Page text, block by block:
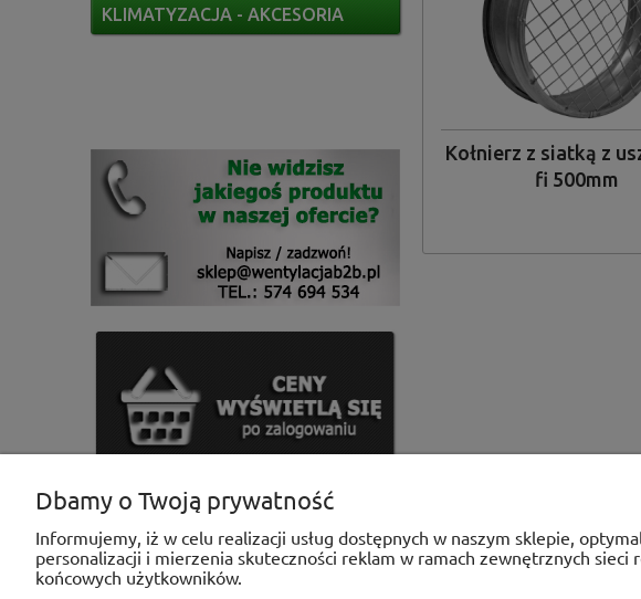
KLIMATYZACJA - AKCESORIA
Kołnierz z siatką z
fi 500mm
POMOC
Dbamy o Twoją prywatność
Informujemy, iż w celu realizacji usług dostępnych w naszym sklepie,
personalizacji i mierzenia skuteczności reklam w ramach zewnętrznych
końcowych użytkowników.